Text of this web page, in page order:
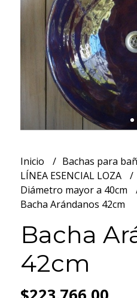
Inicio
Bachas para
LÍNEA ESENCIAL LOZA
Diámetro mayor a 40cm
Bacha Arándanos 42cm
Bacha
42cm